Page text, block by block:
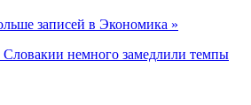
записей в Экономика »
немного замедлили темпы